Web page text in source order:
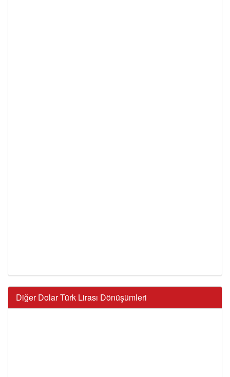
Diğer Dolar Türk Lirası Dönüşümleri